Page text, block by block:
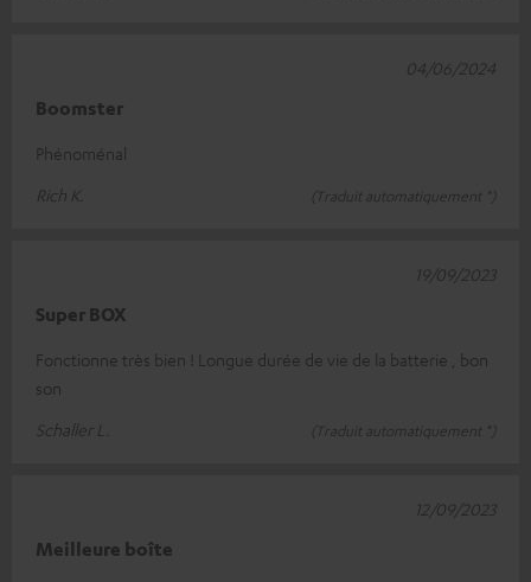
Boomster
Phénoménal
Rich K.
(Traduit automatiquement *)
04/06/2024
Super BOX
Fonctionne très bien ! Longue durée de vie de la batterie , bon
son
Schaller L.
(Traduit automatiquement *)
19/09/2023
Meilleure boîte
12/09/2023